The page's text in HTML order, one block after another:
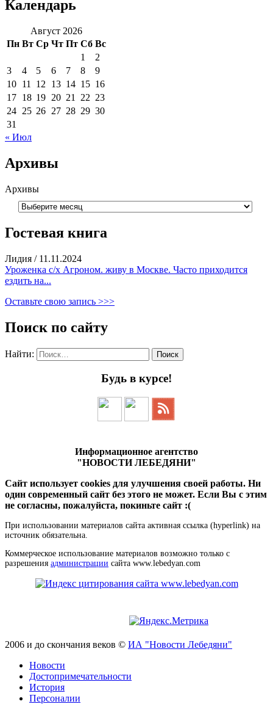
Календарь
Август 2026
Пн Вт Ср Чт Пт Сб Вс
1
2
3
4 5 6 7 8
9
10 11 12 13 14 15 16
17 18 19 20 21 22 23
24 25 26 27 28 29 30
31
« Июл
Архивы
Архивы
Гостевая книга
Лидия / 11.11.2024
Уроженка с/х Агроном. живу в Москве. Часто приходится
ездить на...
Оставьте свою запись >>>
Поиск по сайту
Найти:
Будь в курсе!
Информационное агентство
"НОВОСТИ ЛЕБЕДЯНИ"
Сайт использует cookies для улучшения своей работы. Ни
один современный сайт без этого не может. Если Вы с этим
не согласны, пожалуйста, покиньте сайт :(
При использовании материалов сайта активная ссылка (hyperlink) на
источник обязательна.
Коммерческое использование материалов возможно только с
разрешения администрации сайта www.lebedyan.com
2006 и до скончания веков © ИА "Новости Лебедяни"
Новости
Достопримечательности
История
Персоналии